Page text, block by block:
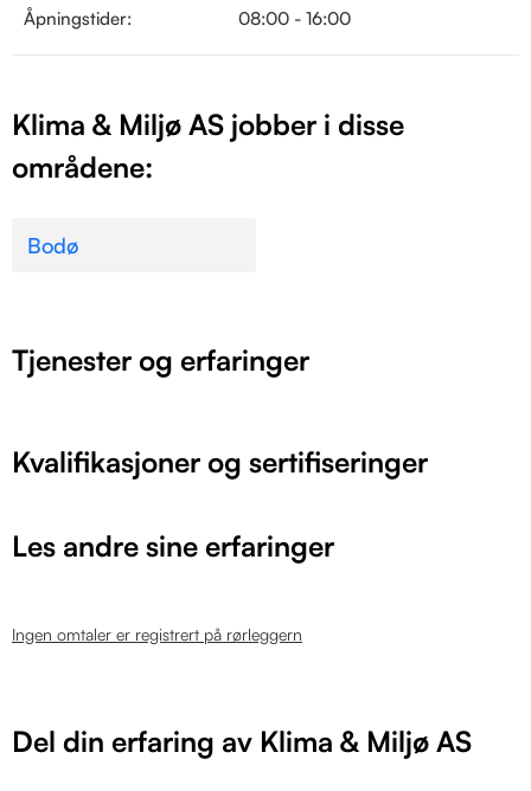
Åpningstider: 08:00 - 16:00
Klima & Miljø AS jobber i disse
områdene:
Bodø
Tjenester og erfaringer
Kvalifikasjoner og sertifiseringer
Les andre sine erfaringer
Ingen omtaler er registrert på rørleggern
Del din erfaring av Klima & Miljø AS